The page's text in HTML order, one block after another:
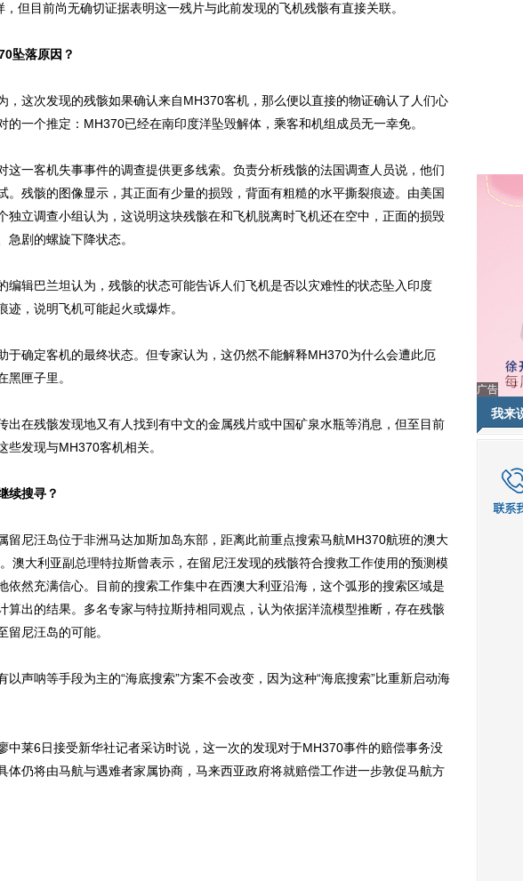
，但目前尚无确切证据表明这一残片与此前发现的飞机残骸有直接关联。
坠落原因？
这次发现的残骸如果确认来自MH370客机，那么便以直接的物证确认了人们心
的一个推定：MH370已经在南印度洋坠毁解体，乘客和机组成员无一幸免。
一客机失事事件的调查提供更多线索。负责分析残骸的法国调查人员说，他们
。残骸的图像显示，其正面有少量的损毁，背面有粗糙的水平撕裂痕迹。由美国
独立调查小组认为，这说明这块残骸在和飞机脱离时飞机还在空中，正面的损毁
急剧的螺旋下降状态。
辑巴兰坦认为，残骸的状态可能告诉人们飞机是否以灾难性的状态坠入印度
迹，说明飞机可能起火或爆炸。
确定客机的最终状态。但专家认为，这仍然不能解释MH370为什么会遭此厄
黑匣子里。
在残骸发现地又有人找到有中文的金属残片或中国矿泉水瓶等消息，但至目前
些发现与MH370客机相关。
搜寻？
尼汪岛位于非洲马达加斯加岛东部，距离此前重点搜索马航MH370航班的澳大
澳大利亚副总理特拉斯曾表示，在留尼汪发现的残骸符合搜救工作使用的预测模
依然充满信心。目前的搜索工作集中在西澳大利亚沿海，这个弧形的搜索区域是
算出的结果。多名专家与特拉斯持相同观点，认为依据洋流模型推断，存在残骸
留尼汪岛的可能。
声呐等手段为主的“海底搜索”方案不会改变，因为这种“海底搜索”比重新启动海
莱6日接受新华社记者采访时说，这一次的发现对于MH370事件的赔偿事务没
体仍将由马航与遇难者家属协商，马来西亚政府将就赔偿工作进一步敦促马航方
广告
我来